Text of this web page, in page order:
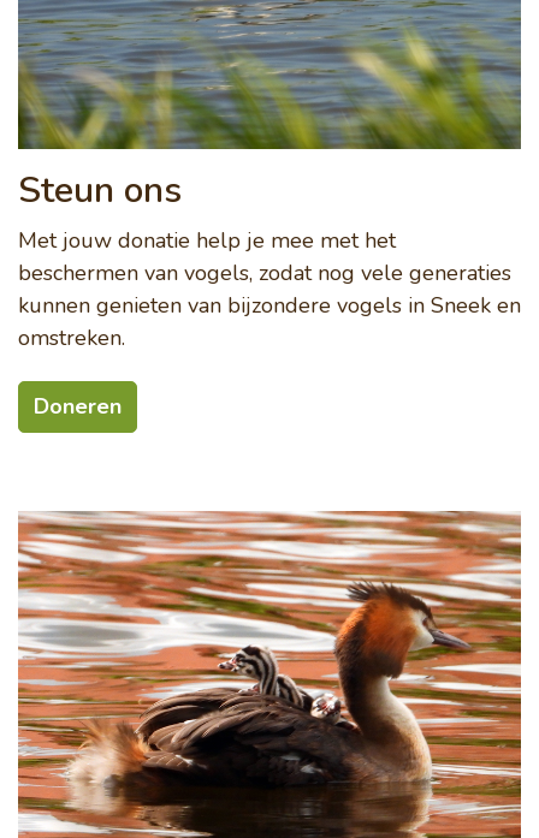
Steun ons
Met jouw donatie help je mee met het
beschermen van vogels, zodat nog vele generaties
kunnen genieten van bijzondere vogels in Sneek en
omstreken.
Doneren